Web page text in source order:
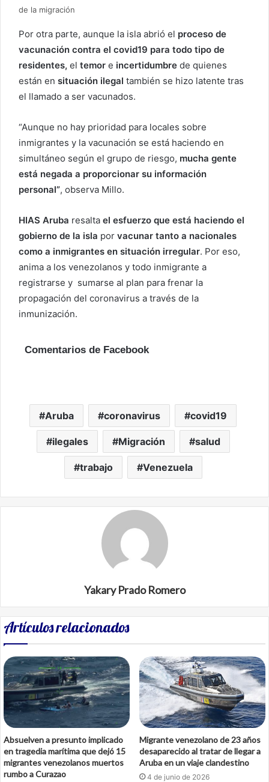
de la migración
Por otra parte, aunque la isla abrió el proceso de
vacunación contra el covid19 para todo tipo de
residentes, el temor e incertidumbre de quienes
están en situación ilegal también se hizo latente tras
el llamado a ser vacunados.
“Aunque no hay prioridad para locales sobre
inmigrantes y la vacunación se está haciendo en
simultáneo según el grupo de riesgo, mucha gente
está negada a proporcionar su información
personal”, observa Millo.
HIAS Aruba resalta el esfuerzo que está haciendo el
gobierno de la isla por vacunar tanto a nacionales
como a inmigrantes en situación irregular. Por eso,
anima a los venezolanos y todo inmigrante a
registrarse y sumarse al plan para frenar la
propagación del coronavirus a través de la
inmunización.
Comentarios de Facebook
Aruba coronavirus covid19
ilegales Migración salud
trabajo Venezuela
Yakary Prado Romero
Artículos relacionados
Absuelven a presunto implicado
en tragedia marítima que dejó 15
migrantes venezolanos muertos
rumbo a Curazao
Migrante venezolano de 23 años
desaparecido al tratar de llegar a
Aruba en un viaje clandestino
4 de junio de 2026